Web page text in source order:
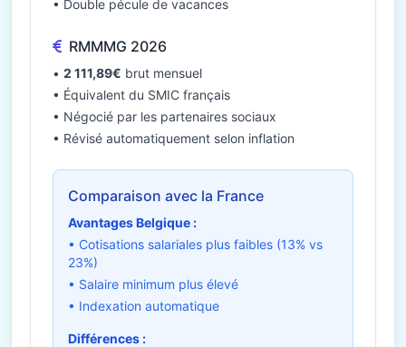
• Double pécule de vacances
RMMMG 2026
• 2 111,89€ brut mensuel
• Équivalent du SMIC français
• Négocié par les partenaires sociaux
• Révisé automatiquement selon inflation
Comparaison avec la France
Avantages Belgique :
• Cotisations salariales plus faibles (13% vs
23%)
• Salaire minimum plus élevé
• Indexation automatique
Différences :